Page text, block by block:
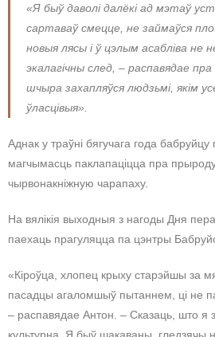
«Я быў даволі далёкі ад мэтаў
сартаваў смецце, не займаўся
новыя лясы і ў цэлым асабліва не
экалагічны след, – распавядае
шчыра захапляўся людзьмі, якім
ўласцівыя».
Аднак у траўні бягучага года бабруйцу
магчымасць паклапаціцца пра
чырвонакніжную чарапаху.
На вялікія выходныя з нагоды Дня
паехаць прагуляцца па цэнтры
«Кіроўца, хлопец крыху старэйшы за
пасадцы агаломшыў пытаннем, ці не
– распавядае Антон. – Сказаць, што я